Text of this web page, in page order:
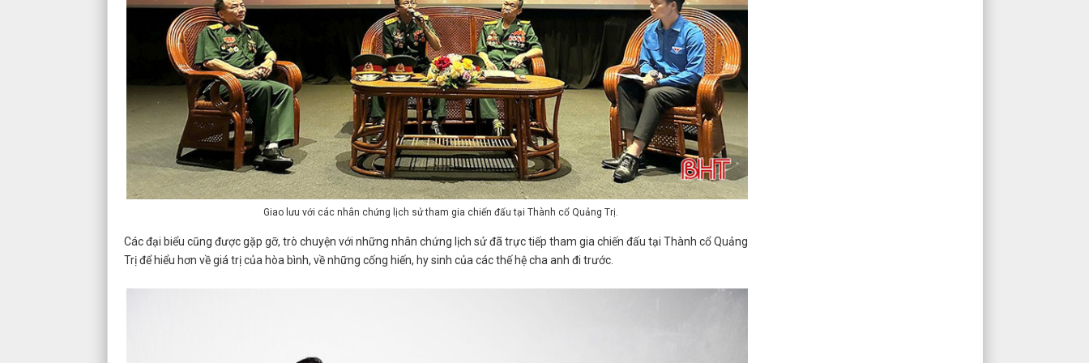
Giao lưu với các nhân chứng lịch sử tham gia chiến đấu tại Thành cổ Quảng Trị.
Các đại biểu cũng được gặp gỡ, trò chuyện với những nhân chứng lịch sử đã trực tiếp tham gia chiến đấu tại Thành cổ Quảng
Trị để hiểu hơn về giá trị của hòa bình, về những cống hiến, hy sinh của các thế hệ cha anh đi trước.